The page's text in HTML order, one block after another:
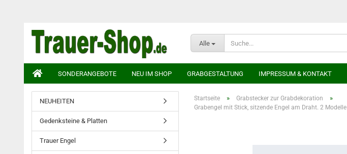
Alle
SONDERANGEBOTE NEU IM SHOP GRABGESTALTUNG IMPRESSUM & KONTAKT
Startseite » Grabstecker zur Grabdekoration »
Grabengel mit Stick, sitzende Engel am Draht. 2 Modelle
NEUHEITEN
Gedenksteine & Platten
Trauer Engel